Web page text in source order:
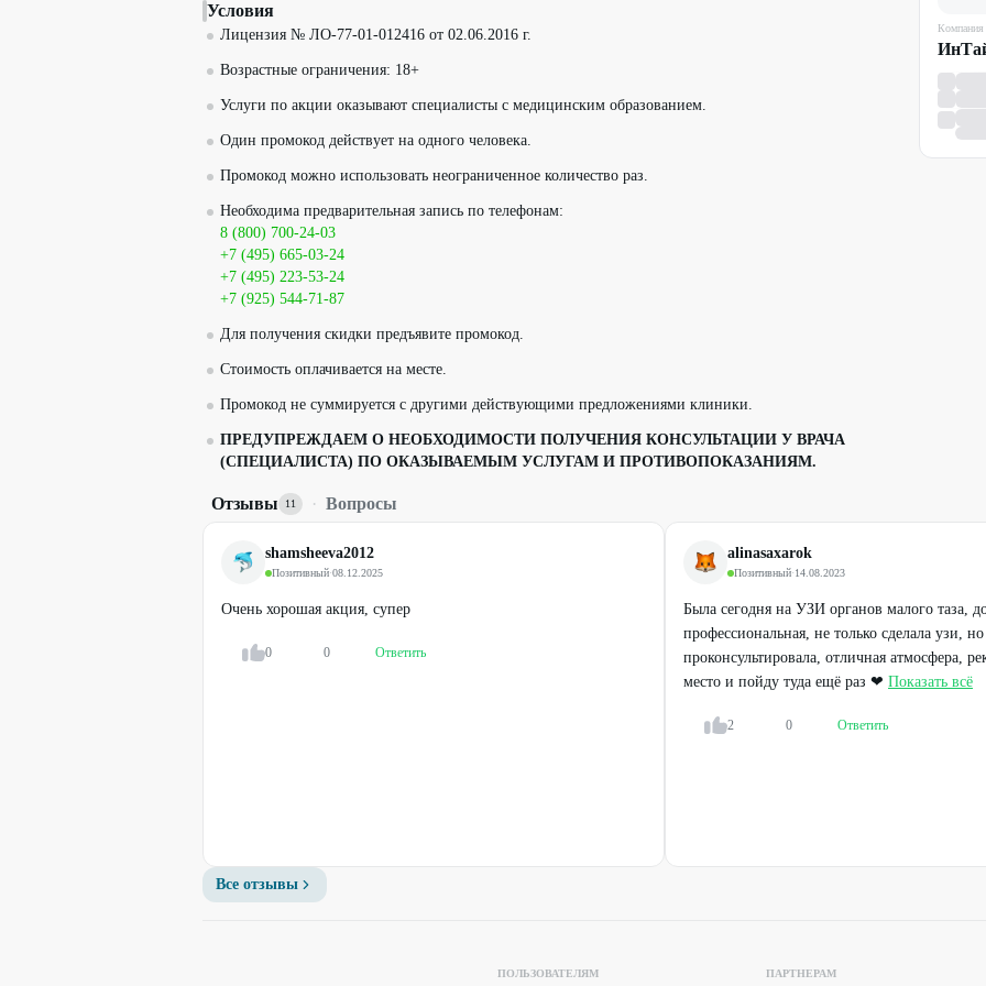
Условия
Лицензия № ЛО-77-01-012416 от 02.06.2016 г.
Возрастные ограничения: 18+
Услуги по акции оказывают специалисты с медицинским образованием.
Один промокод действует на одного человека.
Промокод можно использовать неограниченное количество раз.
Необходима предварительная запись по телефонам:
8 (800) 700-24-03
+7 (495) 665-03-24
+7 (495) 223-53-24
+7 (925) 544-71-87
Для получения скидки предъявите промокод.
Стоимость оплачивается на месте.
Промокод не суммируется с другими действующими предложениями клиники.
ПРЕДУПРЕЖДАЕМ О НЕОБХОДИМОСТИ ПОЛУЧЕНИЯ КОНСУЛЬТАЦИИ У ВРАЧА
(СПЕЦИАЛИСТА) ПО ОКАЗЫВАЕМЫМ УСЛУГАМ И ПРОТИВОПОКАЗАНИЯМ.
Компания
Отзывы 11 · Вопросы
shamsheeva2012
Позитивный·08.12.2025
Очень хорошая акция, супер
0 0 Ответить
alinasaxarok
Позитивный·14.08.2023
Была сегодня на УЗИ органов малого таза,
профессиональная, не только сделала узи,
проконсультировала, отличная атмосфера,
место и пойду туда ещё раз ❤ Показать всё
2 0 Ответить
Все отзывы
ПОЛЬЗОВАТЕЛЯМ ПАРТНЕРАМ